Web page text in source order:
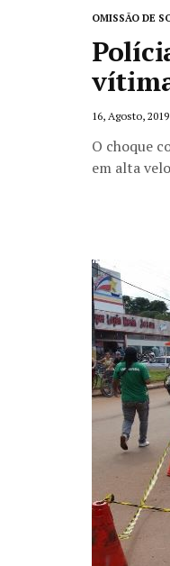
OMISSÃO DE
16, Agosto, 2019
O choque
em alta